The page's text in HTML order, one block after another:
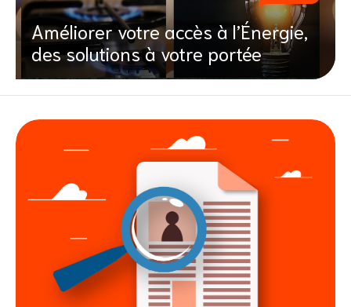
Améliorer votre accès à l’Énergie,
des solutions à votre portée